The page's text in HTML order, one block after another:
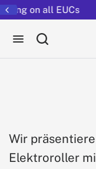
Wir
Elektroroller